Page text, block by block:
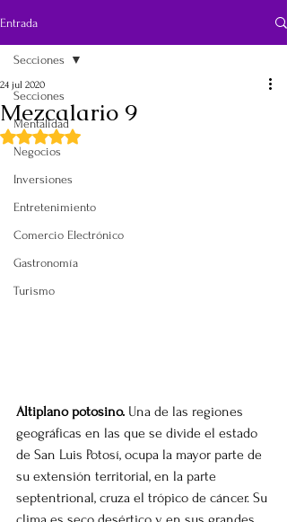
Entrada
Secciones
Mentalidad
Negocios
Inversiones
Entretenimiento
Comercio Electrónico
Gastronomía
Turismo
Secciones
Mezcalario 9
24 jul 2020
Obtuvo NaN de 5 estrellas.
Altiplano potosino. Una de las regiones
geográficas en las que se divide el estado
de San Luis Potosí, ocupa la mayor parte de
su extensión territorial, en la parte
septentrional, cruza el trópico de cáncer. Su